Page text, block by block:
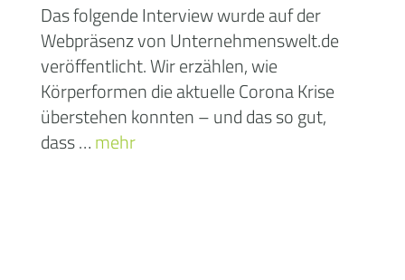
Das folgende Interview wurde auf der
Webpräsenz von Unternehmenswelt.de
veröffentlicht. Wir erzählen, wie
Körperformen die aktuelle Corona Krise
überstehen konnten – und das so gut,
dass …mehr